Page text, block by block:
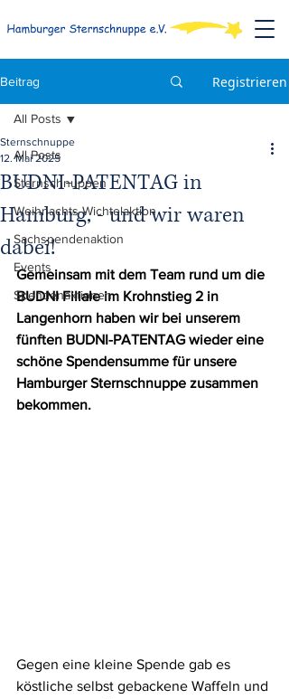
Beitrag Registrieren
All Posts
Sternschnuppen
Weihnachts-Wichtelaktion
Sachspendenaktion
Events
Spendenaktionen
All Posts
BUDNI-PATENTAG in
Hamburg, - und wir waren
dabei!
Sternschnuppe
12. Mai 2025
Gemeinsam mit dem Team rund um die
BUDNI Filiale im Krohnstieg 2 in
Langenhorn haben wir bei unserem
fünften BUDNI-PATENTAG wieder eine
schöne Spendensumme für unsere
Hamburger Sternschnuppe zusammen
bekommen.
Gegen eine kleine Spende gab es
köstliche selbst gebackene Waffeln und